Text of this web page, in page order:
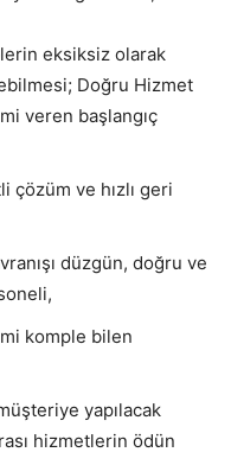
eksiksiz olarak
Doğru Hizmet
veren başlangıç
ve hızlı geri
düzgün, doğru ve
komple bilen
yapılacak
hizmetlerin ödün